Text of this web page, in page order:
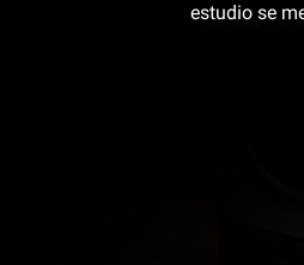
estudio se